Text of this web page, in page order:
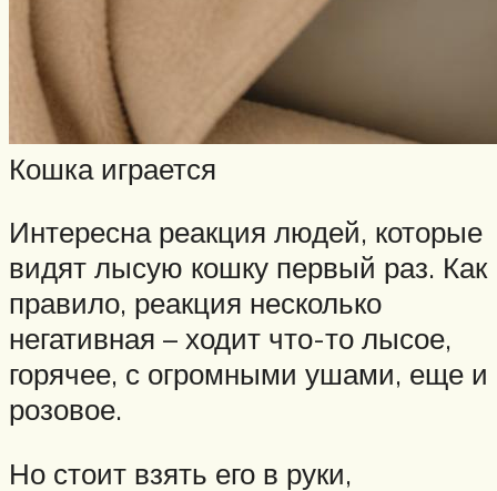
Кошка играется
Интересна реакция людей, которые
видят лысую кошку первый раз. Как
правило, реакция несколько
негативная – ходит что-то лысое,
горячее, с огромными ушами, еще и
розовое.
Но стоит взять его в руки,